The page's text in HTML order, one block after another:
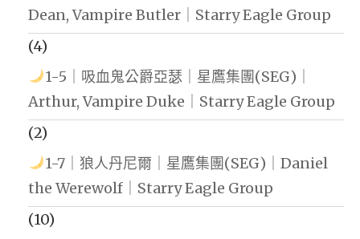
Dean, Vampire Butler｜Starry Eagle Group
(4)
1-5｜吸血鬼公爵亞瑟｜星鷹集團(SEG)｜
Arthur, Vampire Duke｜Starry Eagle Group
(2)
1-7｜狼人丹尼爾｜星鷹集團(SEG)｜Daniel
the Werewolf｜Starry Eagle Group
(10)